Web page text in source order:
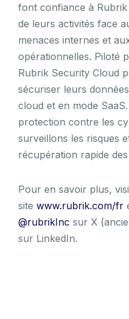
font confiance à
de leurs activités face
menaces internes et
opérationnelles. Piloté
Rubrik Security Cloud
sécuriser leurs
cloud et en mode
protection contre les
surveillons les risques
récupération rapide
Pour en savoir plus,
site www.rubrik.com/fr
@rubrikInc sur X
sur LinkedIn.